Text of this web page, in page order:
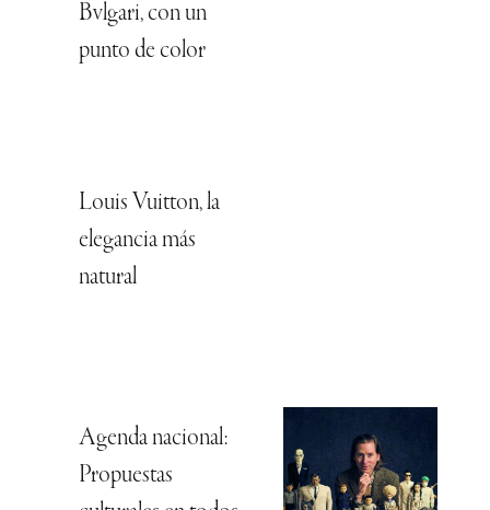
Bvlgari, con un
punto de color
Louis Vuitton, la
elegancia más
natural
Agenda nacional:
Propuestas